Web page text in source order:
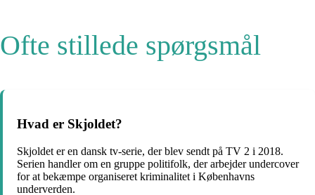
Ofte stillede spørgsmål
Hvad er Skjoldet?
Skjoldet er en dansk tv-serie, der blev sendt på TV 2 i 2018.
Serien handler om en gruppe politifolk, der arbejder undercover
for at bekæmpe organiseret kriminalitet i Københavns
underverden.